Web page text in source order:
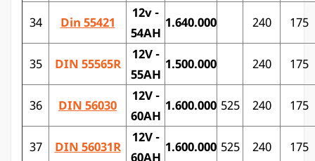
34 Din 55421
12v -
54AH
1.640.000 240 175
35 DIN 55565R
12V -
55AH
1.500.000 240 175
36 DIN 56030
12V -
60AH
1.600.000 525 240 175
37 DIN 56031R
12V -
60AH
1.600.000 525 240 175